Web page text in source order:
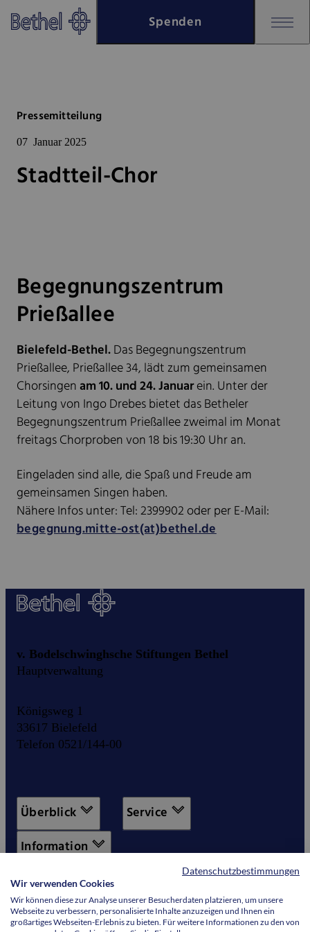
Zum Hauptinhalt springen
Zur Fußzeile springen
Spenden
Pressemitteilung
07 Januar 2025
Stadtteil-Chor
Begegnungszentrum
Prießallee
Bielefeld-Bethel.Das Begegnungszentrum
Prießallee, Prießallee 34, lädt zum gemeinsamen
Chorsingenam 10. und 24. Januarein. Unter der
Leitung von Ingo Drebes bietet das Betheler
Begegnungszentrum Prießallee zweimal im Monat
freitags Chorproben von 18 bis 19:30 Uhr an.
Eingeladen sind alle, die Spaß und Freude am
gemeinsamen Singen haben.
Nähere Infos unter: Tel: 2399902 oder per E-Mail:
begegnung.mitte-ost(at)bethel.de
v. Bodelschwinghsche Stiftungen Bethel
Hauptverwaltung
Königsweg 1
33617 Bielefeld
Telefon 0521/144-00
Überblick
Service
Information
Datenschutzbestimmungen
Wir verwenden Cookies
Wir können diese zur Analyse unserer Besucherdaten platzieren, um unsere
Webseite zu verbessern, personalisierte Inhalte anzuzeigen und Ihnen ein
großartiges Webseiten-Erlebnis zu bieten. Für weitere Informationen zu den von